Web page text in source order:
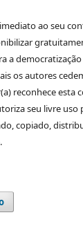
ao seu
a democratização
os autores
reconhece esta
seu livre uso
copiado,